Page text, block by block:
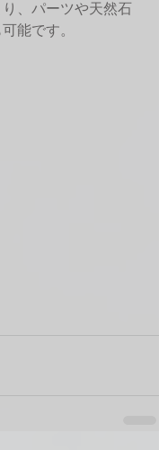
、パーツや天然石
能です。